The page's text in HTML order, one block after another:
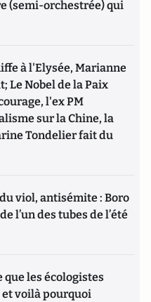
(semi-orchestrée) qui
à l'Elysée, Marianne
Le Nobel de la Paix
l'ex PM
sur la Chine, la
Tondelier fait du
viol, antisémite : Boro
l’un des tubes de l’été
que les écologistes
et voilà pourquoi